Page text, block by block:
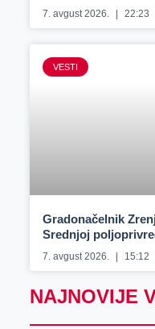
7. avgust 2026. 22:23
VESTI
Gradonačelnik
Srednjoj
7. avgust 2026. 15:12
NAJNOVIJE